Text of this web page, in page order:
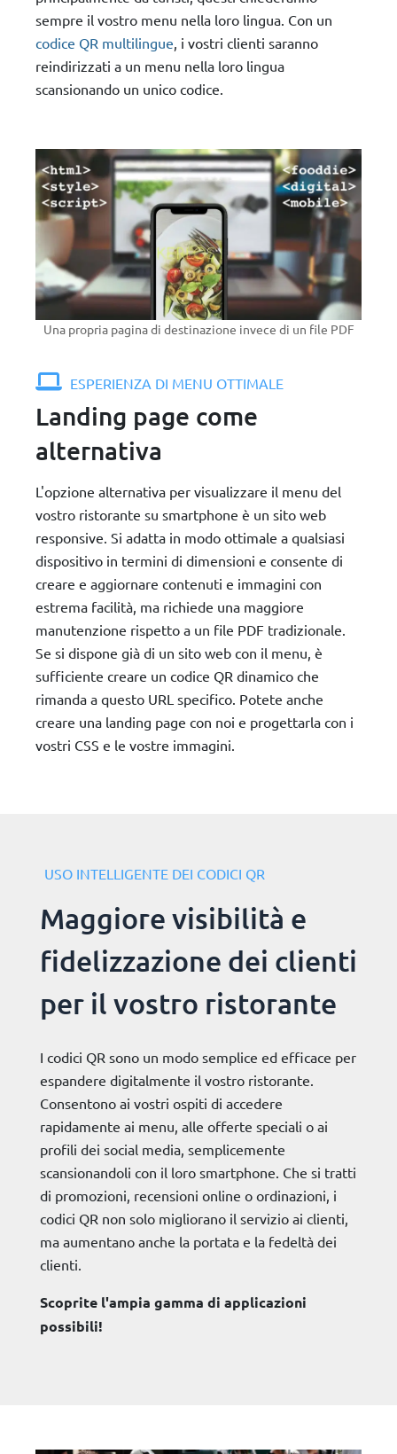
sempre il vostro menu nella loro lingua. Con un
codice QR multilingue , i vostri clienti saranno
reindirizzati a un menu nella loro lingua
scansionando un unico codice.
ESPERIENZA DI MENU OTTIMALE
Landing page come
alternativa
L'opzione alternativa per visualizzare il menu del
vostro ristorante su smartphone è un sito web
responsive. Si adatta in modo ottimale a qualsiasi
dispositivo in termini di dimensioni e consente di
creare e aggiornare contenuti e immagini con
estrema facilità, ma richiede una maggiore
manutenzione rispetto a un file PDF tradizionale.
Se si dispone già di un sito web con il menu, è
sufficiente creare un codice QR dinamico che
rimanda a questo URL specifico. Potete anche
creare una landing page con noi e progettarla con i
vostri CSS e le vostre immagini.
Una propria pagina di destinazione invece di un file PDF
USO INTELLIGENTE DEI CODICI QR
Maggiore visibilità e
fidelizzazione dei clienti
per il vostro ristorante
I codici QR sono un modo semplice ed efficace per
espandere digitalmente il vostro ristorante.
Consentono ai vostri ospiti di accedere
rapidamente ai menu, alle offerte speciali o ai
profili dei social media, semplicemente
scansionandoli con il loro smartphone. Che si tratti
di promozioni, recensioni online o ordinazioni, i
codici QR non solo migliorano il servizio ai clienti,
ma aumentano anche la portata e la fedeltà dei
clienti.
Scoprite l'ampia gamma di applicazioni
possibili!